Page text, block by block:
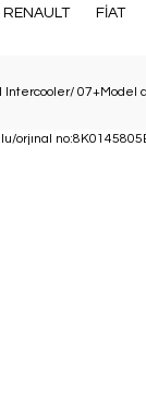
RENAULT FİAT
Intercooler/